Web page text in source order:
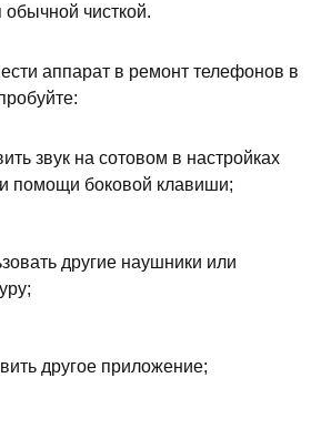
чисткой.
аппарат в ремонт телефонов в
звук на сотовом в настройках
помощи боковой клавиши;
другие наушники или
другое приложение;